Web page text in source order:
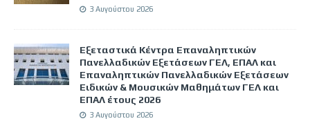
3 Αυγούστου 2026
Εξεταστικά Κέντρα Επαναληπτικών
Πανελλαδικών Εξετάσεων ΓΕΛ, ΕΠΑΛ και
Επαναληπτικών Πανελλαδικών Εξετάσεων
Ειδικών & Μουσικών Μαθημάτων ΓΕΛ και
ΕΠΑΛ έτους 2026
3 Αυγούστου 2026